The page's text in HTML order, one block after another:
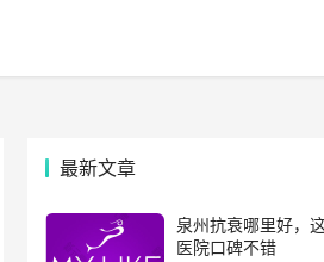
最新文章
泉州抗衰哪里好，
医院口碑不错